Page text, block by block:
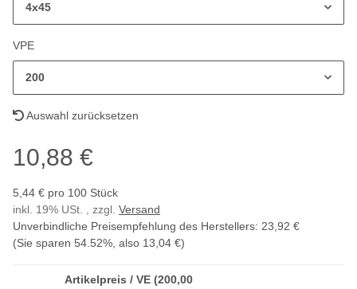
4x45
VPE
200
Auswahl zurücksetzen
10,88 €
5,44 € pro 100 Stück
inkl. 19% USt. , zzgl. Versand
Unverbindliche Preisempfehlung des Herstellers: 23,92 €
(Sie sparen 54.52% , also 13,04 €)
Artikelpreis / VE (200,00